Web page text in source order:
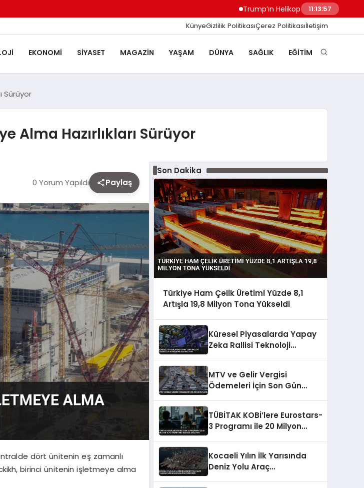
Trump’ın Helikopteri Marine One, Yolcu
11:13:58
KünyeGizlilik PolitikasıÇerez Politikasıİletişim
EKONOMI SIYASET MAGAZIN YAŞAM DÜNYA SAĞLIK EĞITIM
Sürüyor
Alma Hazırlıkları Sürüyor
0 Yorum Yapıldı Paylaş
dört ünitenin eş zamanlı
birinci ünitenin işletmeye alma
Son Dakika
Türkiye Ham Çelik Üretimi Yüzde 8,1
Artışla 19,8 Milyon Tona Yükseldi
Küresel Piyasalarda Yapay
Zeka Rallisi Teknoloji
MTV ve Gelir Vergisi
Ödemeleri İçin Son Gün
TÜBİTAK KOBİ’lere Eurostars-
3 Programı ile 20 Milyon
Kocaeli Yılın İlk Yarısında
Deniz Yolu Araç